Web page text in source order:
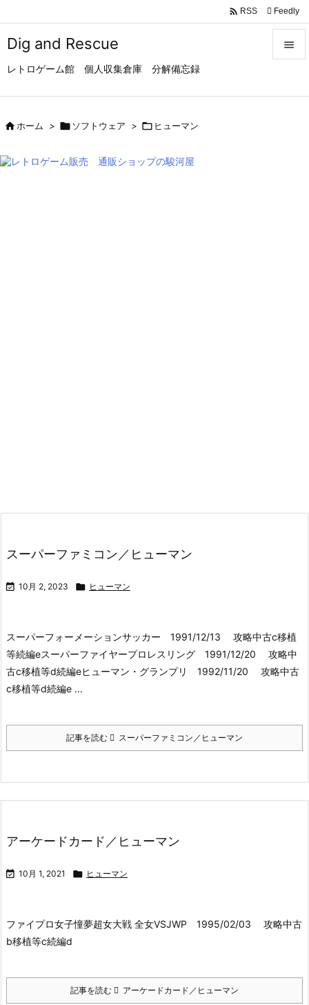
Dig and Rescue
レトロゲーム館 個人収集倉庫 分解備忘録

 RSS Feedly
ホーム >  ソフトウェア >  ヒューマン
スーパーファミコン／ヒューマン
 10月 2, 2023  ヒューマン
スーパーフォーメーションサッカー 1991/12/13 攻略中古c移植
等続編eスーパーファイヤープロレスリング 1991/12/20 攻略中
古c移植等d続編eヒューマン・グランプリ 1992/11/20 攻略中古
c移植等d続編e ...
記事を読む スーパーファミコン／ヒューマン
アーケードカード／ヒューマン
 10月 1, 2021  ヒューマン
ファイプロ女子憧夢超女大戦 全女VSJWP 1995/02/03 攻略中古
b移植等c続編d
記事を読む アーケードカード／ヒューマン